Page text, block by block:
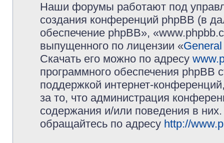
Наши форумы работают под
создания конференций phpBB (в
обеспечение phpBB»,
выпущенного по лицензии «
Скачать его можно по адресу
программного обеспечения phpBB
поддержкой интернет-
за то, что администрация
содержания и/или поведения в
обращайтесь по адресу http://